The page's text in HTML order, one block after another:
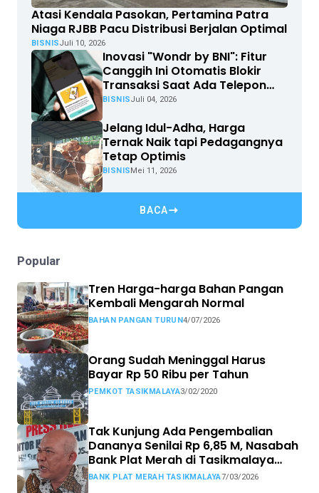
Atasi Kendala Pasokan, Pertamina Patra
Niaga RJBB Pacu Distribusi Berjalan Optimal
BISNISJuli 10, 2026
Inovasi "Wondr by BNI": Fitur
Canggih Ini Otomatis Blokir
Transaksi Saat Ada Telepon
Masuk
BISNISJuli 04, 2026
Jelang Idul-Adha, Harga
Ternak Naik tapi Pedagangnya
Tetap Optimis
BISNISMei 11, 2026
BACA
Popular
Tren Harga-harga Bahan Pangan
Kembali Mengarah Normal
BAHAN PANGAN TURUN4/07/2026
Orang Sudah Meninggal Harus
Bayar Rp 50 Ribu per Tahun
PEMKOT TASIKMALAYA3/02/2020
Tak Kunjung Ada Pengembalian
Dananya Senilai Rp 6,85 M, Nasabah
Bank Plat Merah di Tasikmalaya
Siap Tempuh Jalur Hukum.
BANK PLAT MERAH TASIKMALAYA7/03/2026